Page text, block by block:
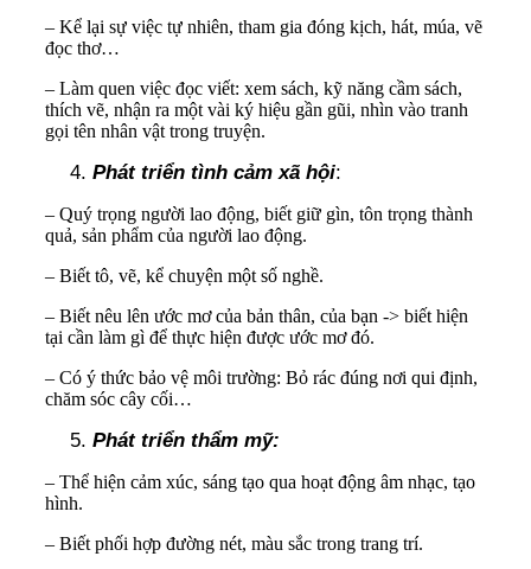
– Kể lại sự việc tự nhiên, tham gia đóng kịch, hát, múa, vẽ
đọc thơ…
– Làm quen việc đọc viết: xem sách, kỹ năng cầm sách,
thích vẽ, nhận ra một vài ký hiệu gần gũi, nhìn vào tranh
gọi tên nhân vật trong truyện.
Phát triển tình cảm xã hội:
– Quý trọng người lao động, biết giữ gìn, tôn trọng thành
quả, sản phẩm của người lao động.
– Biết tô, vẽ, kể chuyện một số nghề.
– Biết nêu lên ước mơ của bản thân, của bạn -> biết hiện
tại cần làm gì để thực hiện được ước mơ đó.
– Có ý thức bảo vệ môi trường: Bỏ rác đúng nơi qui định,
chăm sóc cây cối…
Phát triển thẩm mỹ:
– Thể hiện cảm xúc, sáng tạo qua hoạt động âm nhạc, tạo
hình.
– Biết phối hợp đường nét, màu sắc trong trang trí.